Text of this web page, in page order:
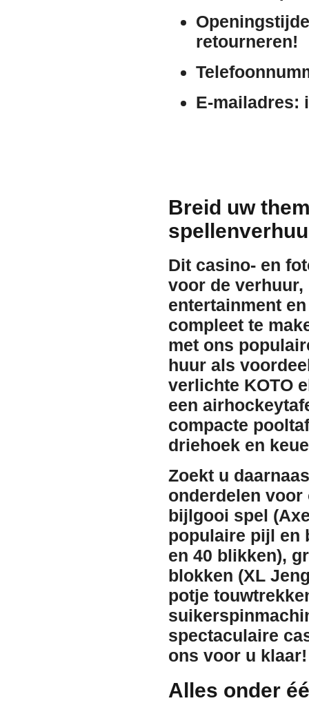
retourneren!
E-mailadres:
Breid uw
Dit casino- en
voor de verhuur,
entertainment
compleet te
met ons
huur als
verlichte KOTO
een
compacte
driehoek en
Zoekt u
onderdelen voor
bijlgooi spel
populaire pijl en
en 40 blikken),
blokken (XL
potje
spectaculaire
ons voor u klaar!
Alles onder